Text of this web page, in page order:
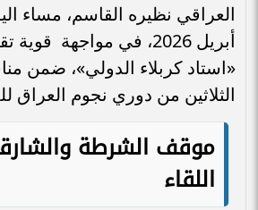
أبريل 2026، في مواجهة
«استاد كربلاء الدولي»، ضمن
الثلاثين من دوري نجوم العراق
موقف الشرطة
اللقاء